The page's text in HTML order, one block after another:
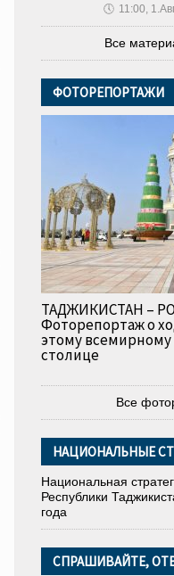
🕔 11:00,
Все
ФОТОРЕПОРТАЖИ
ТАДЖИКИСТАН –
Фоторепортаж о
этому всемирному
столице
Все
НАЦИОНАЛЬНЫЕ
Национальная
Республики
года
СПРАШИВАЙТЕ,